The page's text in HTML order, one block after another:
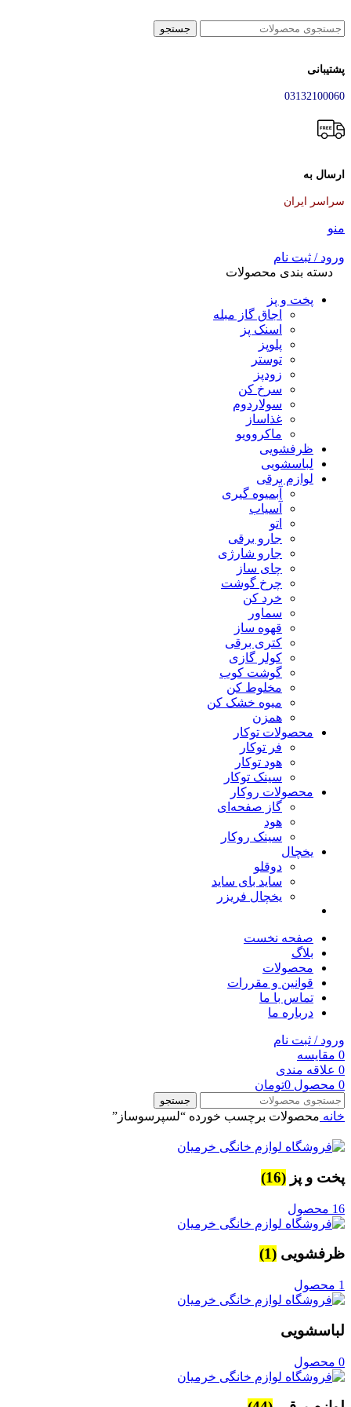
جستجو
پشتیبانی
03132100060
ارسال به
سراسر ایران
منو
ورود / ثبت نام
دسته بندی محصولات
پخت و پز
اجاق گاز مبله
اسنک پز
پلوپز
توستر
زودپز
سرخ کن
سولاردوم
غذاساز
ماکروویو
ظرفشویی
لباسشویی
لوازم برقی
آبمیوه گیری
آسیاب
اتو
جارو برقی
جارو شارژی
چای ساز
چرخ گوشت
خرد کن
سماور
قهوه ساز
کتری برقی
کولر گازی
گوشت کوب
مخلوط کن
میوه خشک کن
همزن
محصولات توکار
فر توکار
هود توکار
سینک توکار
محصولات روکار
گاز صفحه‌ای
هود
سینک روکار
یخچال
دوقلو
ساید بای ساید
یخچال فریزر
صفحه نخست
بلاگ
محصولات
قوانین و مقررات
تماس با ما
درباره ما
ورود / ثبت نام
0 مقایسه
0 علاقه مندی
0 محصول 0تومان
جستجو
خانه محصولات برچسب خورده “لسپرسوساز”
پخت و پز (16)
16 محصول
ظرفشویی (1)
1 محصول
لباسشویی
0 محصول